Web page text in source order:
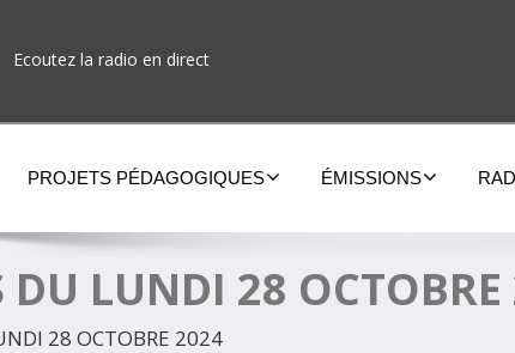
Ecoutez la radio en direct
PROJETS PÉDAGOGIQUES ÉMISSIONS
DU LUNDI 28
28 OCTOBRE 2024